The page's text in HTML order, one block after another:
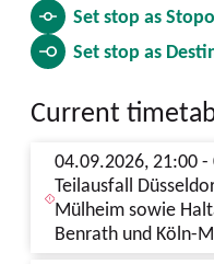
Set stop as
Set stop as
Current
04.09.2026, 21:00 - 04.12.2026, 21:00,
Teilausfall
Mülheim sowie
Benrath und Köln-